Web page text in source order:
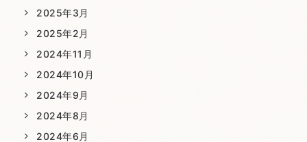
2025年3月
2025年2月
2024年11月
2024年10月
2024年9月
2024年8月
2024年6月